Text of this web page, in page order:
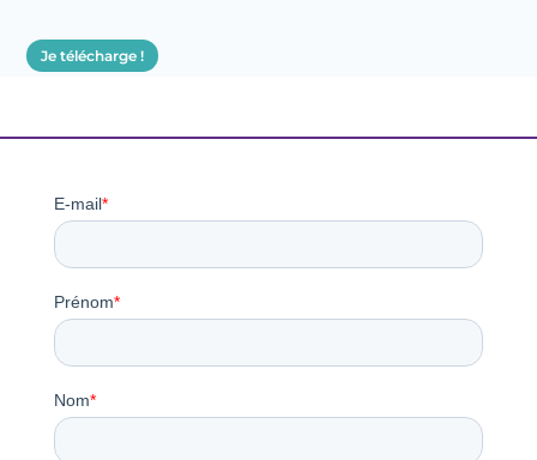
Je télécharge !